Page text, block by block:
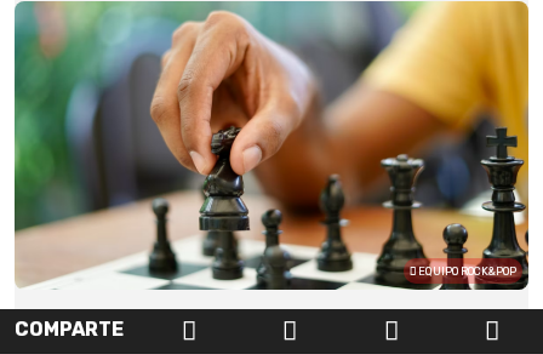
EQUIPO ROCK&POP
COMPARTE